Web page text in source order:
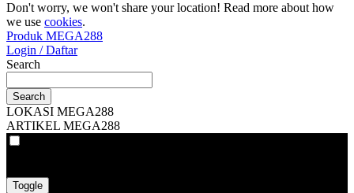
Don't worry, we won't share your location! Read more about how
we use cookies.
Produk MEGA288
Login / Daftar
Search
Search
LOKASI MEGA288
ARTIKEL MEGA288
Toggle